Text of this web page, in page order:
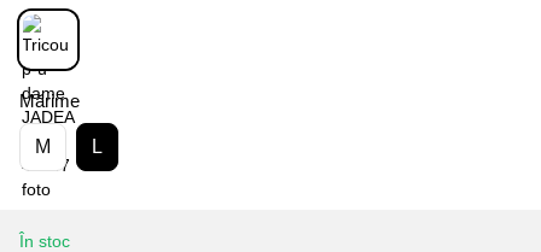
Mărime
M L
În stoc